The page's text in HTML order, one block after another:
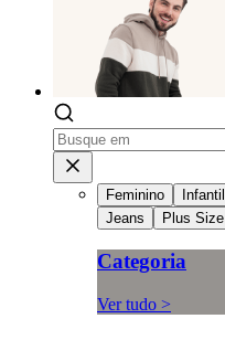
Feminino Infantil
Jeans
Plus Size
Categoria
Ver tudo >